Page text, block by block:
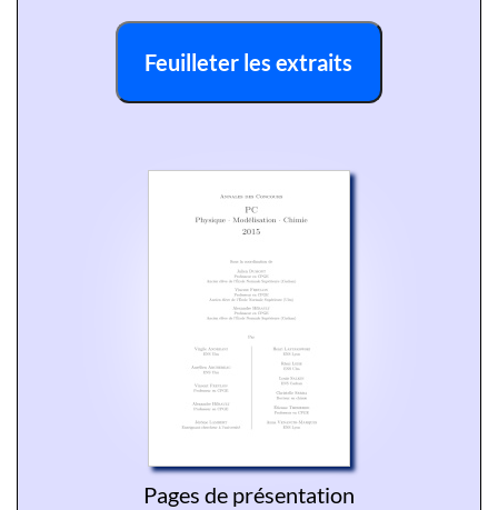
Feuilleter les extraits
Pages de présentation